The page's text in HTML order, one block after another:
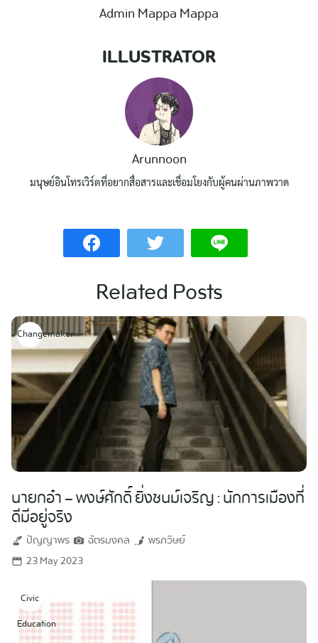
Admin Mappa Mappa
ILLUSTRATOR
Arunnoon
มนุษย์อินโทรเวิร์ตที่อยากสื่อสารและเชื่อมโยงกับผู้คนผ่านภาพวาด
Related Posts
Changemaker
นายกอ๋า – พงษ์ศักดิ์ ยิ่งชนม์เจริญ : นักการเมืองที่
ดีมีอยู่จริง
ปัญญาพร ฉัตรมงคล
พรภวิษย์
23 May 2023
Civic
Education